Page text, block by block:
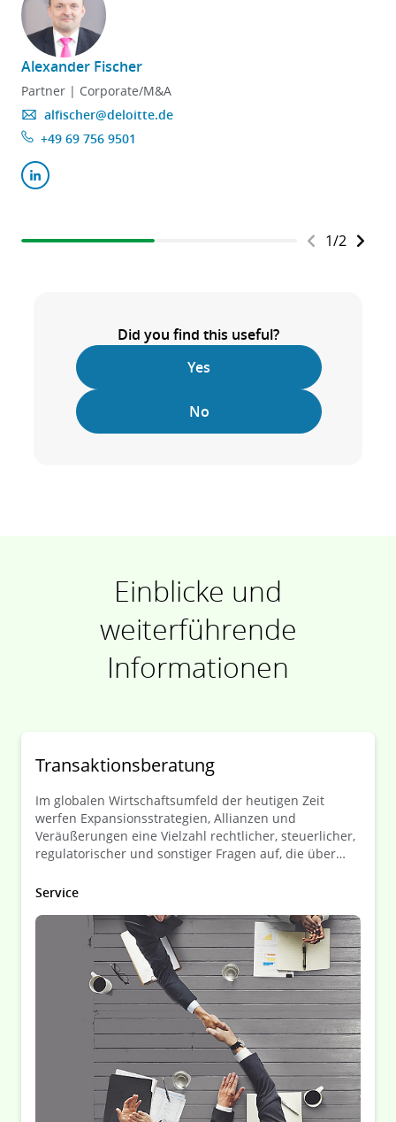
Alexander Fischer
Partner | Corporate/M&A
alfischer@deloitte.de
+49 69 756 9501
1/2
Did you find this useful?
Yes
No
Einblicke und
weiterführende
Informationen
Transaktionsberatung
Im globalen Wirtschaftsumfeld der heutigen Zeit
werfen Expansionsstrategien, Allianzen und
Veräußerungen eine Vielzahl rechtlicher, steuerlicher,
regulatorischer und sonstiger Fragen auf, die über
können.
Service